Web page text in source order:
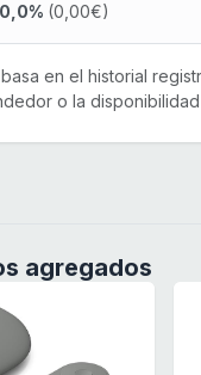
(0,00€)
en el historial
o la disponibilidad
agregados